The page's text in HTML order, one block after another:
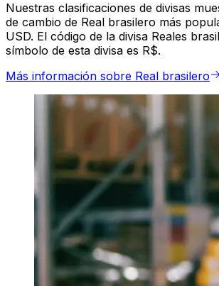
Nuestras clasificaciones de divisas
de cambio de Real brasilero más
USD. El código de la divisa Reales
símbolo de esta divisa es R$.
Más información sobre Real brasilero